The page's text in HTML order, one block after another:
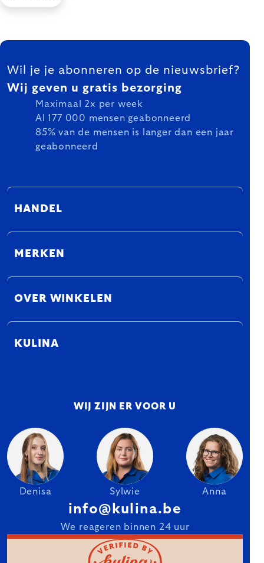
FOOTER
Wil je je abonneren op de nieuwsbrief?
Wij geven u gratis bezorging
Maximaal 2x per week
Al 177 000 mensen geabonneerd
85% van de mensen is langer dan een jaar
geabonneerd
HANDEL
MERKEN
OVER WINKELEN
KULINA
WIJ ZIJN ER VOOR U
Denisa Sylwie Anna
info@kulina.be
We reageren binnen 24 uur